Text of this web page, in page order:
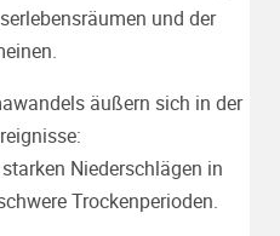
und der
äußern sich in der
Niederschlägen in
Trockenperioden.